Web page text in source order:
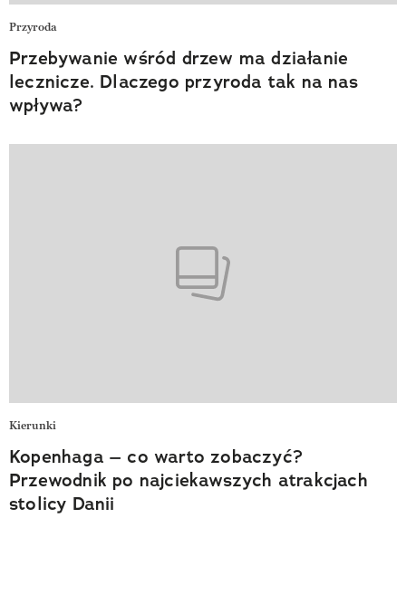
Przyroda
Przebywanie wśród drzew ma działanie
lecznicze. Dlaczego przyroda tak na nas
wpływa?
Kierunki
Kopenhaga – co warto zobaczyć?
Przewodnik po najciekawszych atrakcjach
stolicy Danii